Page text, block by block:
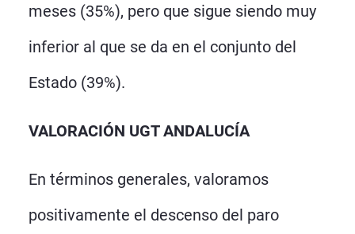
meses (35%), pero que sigue siendo muy
inferior al que se da en el conjunto del
Estado (39%).
VALORACIÓN UGT ANDALUCÍA
En términos generales, valoramos
positivamente el descenso del paro